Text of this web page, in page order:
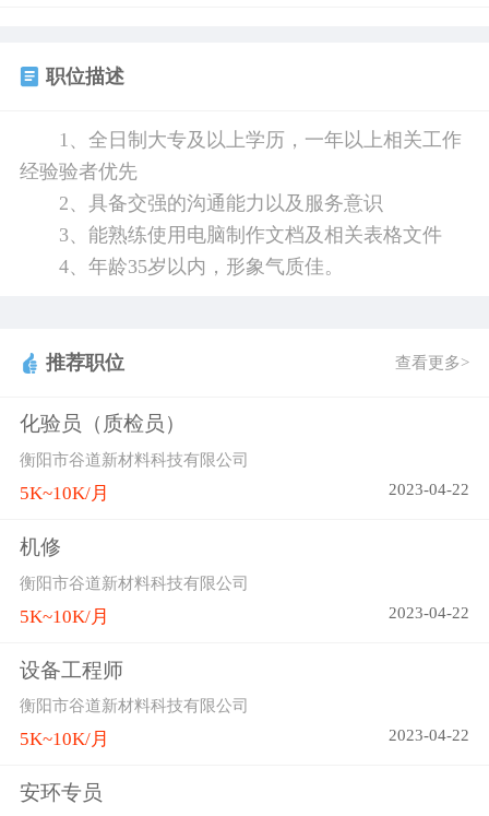
职位描述
1、全日制大专及以上学历，一年以上相关工作
经验验者优先
2、具备交强的沟通能力以及服务意识
3、能熟练使用电脑制作文档及相关表格文件
4、年龄35岁以内，形象气质佳。
推荐职位 查看更多>
化验员（质检员）
衡阳市谷道新材料科技有限公司
5K~10K/月 2023-04-22
机修
衡阳市谷道新材料科技有限公司
5K~10K/月 2023-04-22
设备工程师
衡阳市谷道新材料科技有限公司
5K~10K/月 2023-04-22
安环专员